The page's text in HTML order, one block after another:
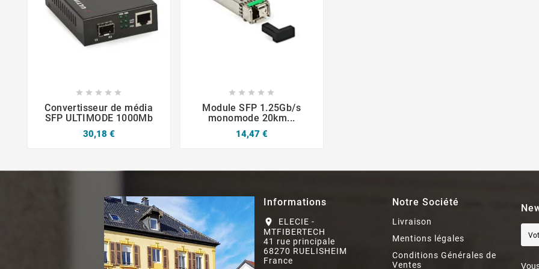
    
Convertisseur de média
SFP ULTIMODE 1000Mb
30,18 €
    
Module SFP 1.25Gb/s
monomode 20km...
14,47 €
Informations
location_on
ELECIE -
MTFIBERTECH
41 rue principale
68270 RUELISHEIM
France
Notre Société
Livraison
Mentions légales
Conditions Générales de
Ventes